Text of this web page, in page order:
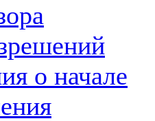
о начале